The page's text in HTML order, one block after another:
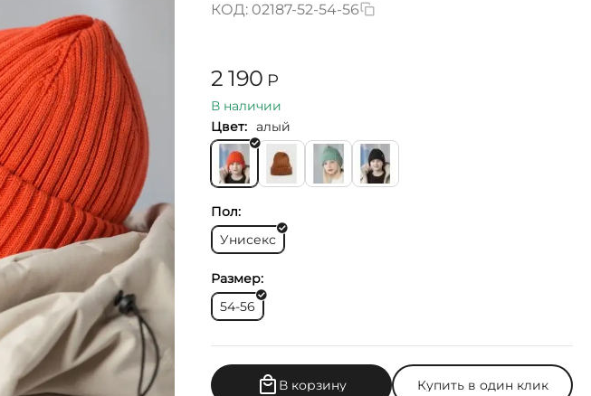
КОД: 02187-52-54-56
2 190 Р
В наличии
Цвет: алый
Пол:
Унисекс
Размер:
54-56
В корзину
Купить в один клик